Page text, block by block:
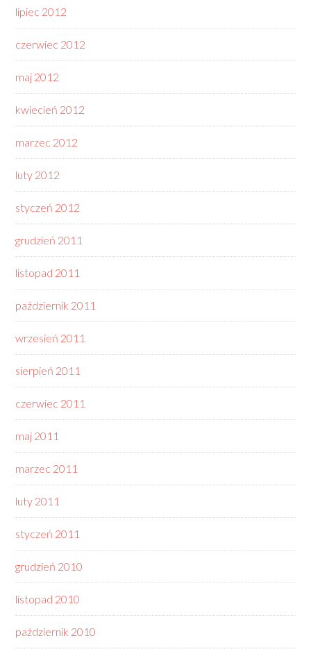
lipiec 2012
czerwiec 2012
maj 2012
kwiecień 2012
marzec 2012
luty 2012
styczeń 2012
grudzień 2011
listopad 2011
październik 2011
wrzesień 2011
sierpień 2011
czerwiec 2011
maj 2011
marzec 2011
luty 2011
styczeń 2011
grudzień 2010
listopad 2010
październik 2010